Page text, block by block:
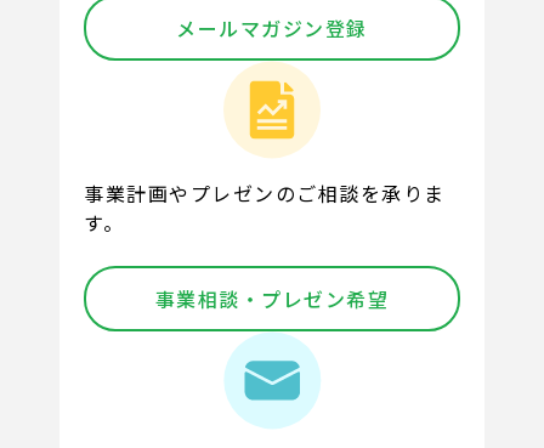
メールマガジン登録
事業計画やプレゼンのご相談を承りま
す。
事業相談・プレゼン希望